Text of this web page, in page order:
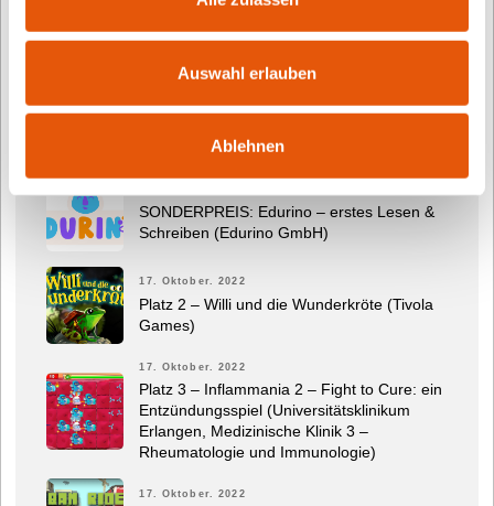
Auswahl erlauben
Ablehnen
Medienbildung und das neue und informative
SONDERPREIS: Edurino – erstes Lesen &
Schreiben (Edurino GmbH)
17. Oktober. 2022
Platz 2 – Willi und die Wunderkröte (Tivola
Games)
17. Oktober. 2022
Platz 3 – Inflammania 2 – Fight to Cure: ein
Entzündungsspiel (Universitätsklinikum
Erlangen, Medizinische Klinik 3 –
Rheumatologie und Immunologie)
17. Oktober. 2022